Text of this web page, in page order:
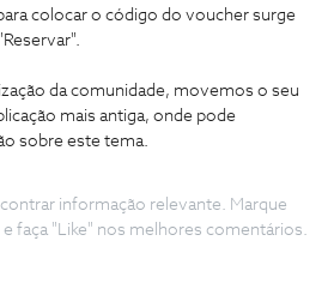
colocar o código do voucher surge
da comunidade, movemos o seu
mais antiga, onde pode
sobre este tema.
informação relevante. Marque
faça "Like" nos melhores comentários.